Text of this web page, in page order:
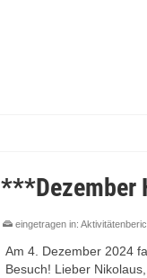
***Dezember
eingetragen in:
Am 4. Dezember 2024
Besuch! Lieber